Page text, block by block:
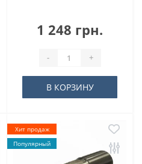
1 248 грн.
- +
В КОРЗИНУ
Хит продаж
Популярный